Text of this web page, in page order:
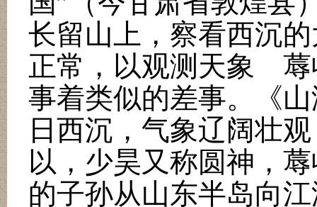
长留山上，察看西沉
正常，以观测天象 蓐
事着类似的差事。《
日西沉，气象辽阔壮
以，少昊又称圆神，
的子孙从山东半岛向